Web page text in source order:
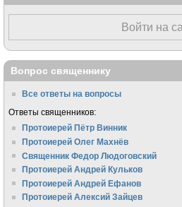
Войти на
Вопрос священнику
Все ответы на вопросы
Ответы священников:
Протоиерей Пётр Винник
Протоиерей Олег Махнёв
Священник Федор Людоговский
Протоиерей Андрей Кульков
Протоиерей Андрей Ефанов
Протоиерей Алексий Зайцев